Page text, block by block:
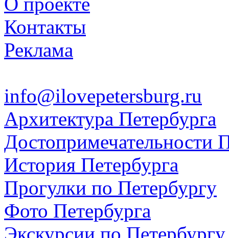
Контакты
Реклама
info@ilovepetersburg.ru
Архитектура Петербурга
Достопримечательности
История Петербурга
Прогулки по Петербургу
Фото Петербурга